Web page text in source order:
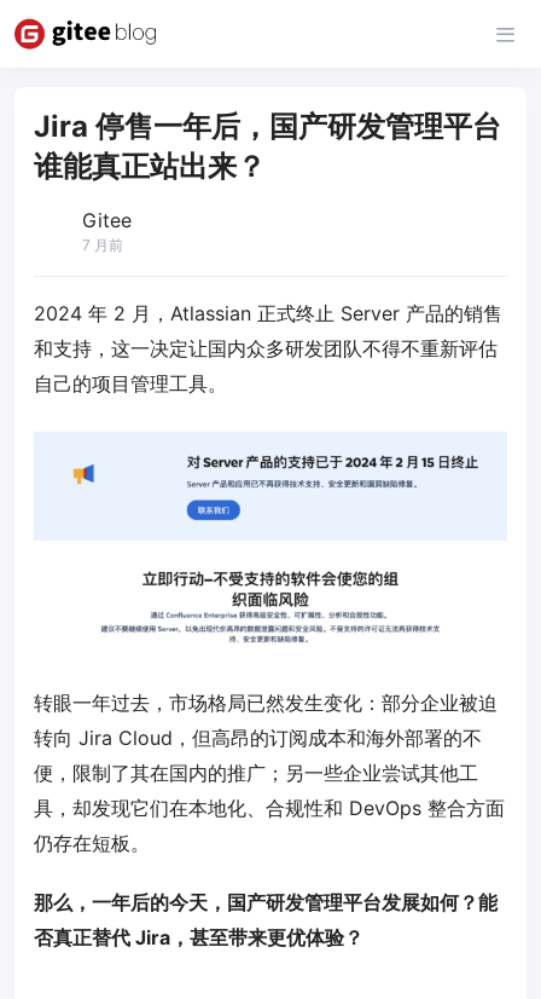
Jira 停售一年后，国产研发管理平台
谁能真正站出来？
Gitee
7 月前
2024 年 2 月，Atlassian 正式终止 Server 产品的销售
和支持，这一决定让国内众多研发团队不得不重新评估
自己的项目管理工具。
转眼一年过去，市场格局已然发生变化：部分企业被迫
转向 Jira Cloud，但高昂的订阅成本和海外部署的不
便，限制了其在国内的推广；另一些企业尝试其他工
具，却发现它们在本地化、合规性和 DevOps 整合方面
仍存在短板。
那么，一年后的今天，国产研发管理平台发展如何？能
否真正替代 Jira，甚至带来更优体验？